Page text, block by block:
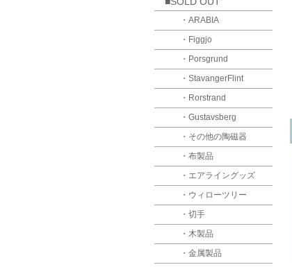
・ARABIA
・Figgjo
・Porsgrund
・StavangerFlint
・Rorstrand
・Gustavsberg
・その他の陶磁器
・布製品
・エアライングッズ
・ウィローツリー
・切手
・木製品
・金属製品